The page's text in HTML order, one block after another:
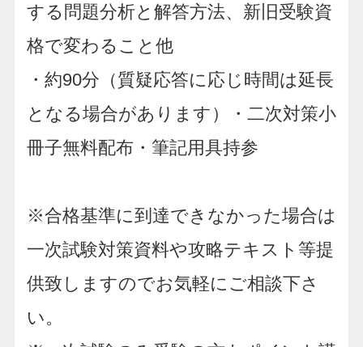
する問題分析と解答方法、新旧受験資
格で変わること他
・約90分（質疑応答に応じ時間は延長
となる場合があります）・二次対策小
冊子無料配布・筆記用具持参
※合格基準に到達できなかった場合は
一次試験対策資料や攻略テキスト等提
供致しますのでお気軽にご相談下さ
い。